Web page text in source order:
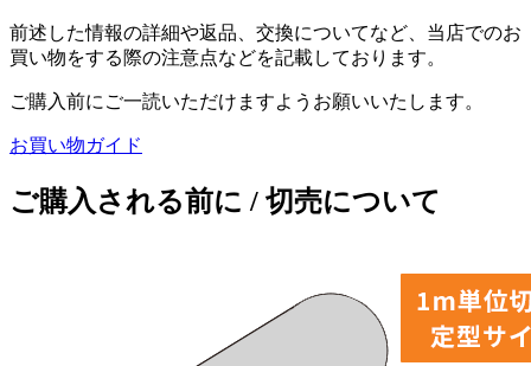
前述した情報の詳細や返品、交換についてなど、当店でのお
買い物をする際の注意点などを記載しております。
ご購入前にご一読いただけますようお願いいたします。
お買い物ガイド
ご購入される前に / 切売について